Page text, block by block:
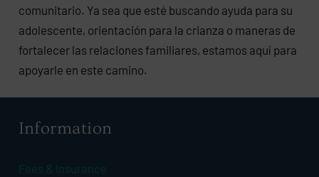
comunitario. Ya sea que esté buscando ayuda para su
adolescente, orientación para la crianza o maneras de
fortalecer las relaciones familiares, estamos aquí para
apoyarle en este camino.
Information
Fees & Insurance